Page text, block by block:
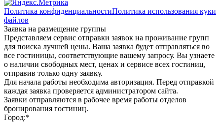
Политика конфиденциальностиПолитика использования куки
файлов
Заявка на размещение группы
Представляем сервис отправки заявок на проживание групп
для поиска лучшей цены. Ваша заявка будет отправляться во
все гостиницы, соответствующие вашему запросу. Вы узнаете
о наличии свободных мест, ценах и сервисе всех гостиниц,
отправив только одну заявку.
Для начала работы необходима авторизация. Перед отправкой
каждая заявка проверяется администратором сайта.
Заявки отправляются в рабочее время работы отделов
бронирования гостиниц.
Город:*